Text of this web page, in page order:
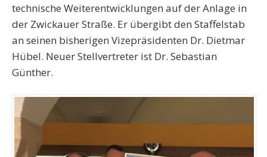
technische Weiterentwicklungen auf der Anlage in
der Zwickauer Straße. Er übergibt den Staffelstab
an seinen bisherigen Vizepräsidenten Dr. Dietmar
Hübel. Neuer Stellvertreter ist Dr. Sebastian
Günther.